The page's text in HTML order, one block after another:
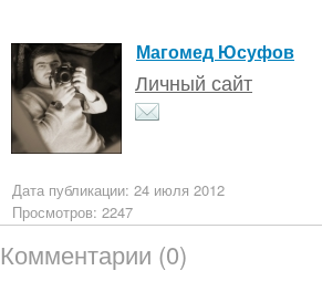
Магомед Юсуфов
Личный сайт
Дата публикации: 24 июля 2012
Просмотров: 2247
Комментарии (0)